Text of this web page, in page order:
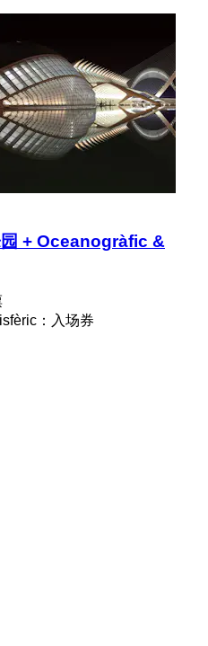
+ Oceanogràfic &
：入场券